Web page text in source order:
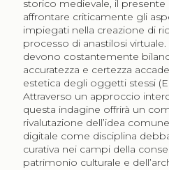
storico medievale, il
affrontare criticamente gli
impiegati nella creazione di
processo di anastilosi
devono costantemente
accuratezza e certezza
estetica degli oggetti stessi
Attraverso un approccio
questa indagine offrirà un
rivalutazione dell’idea
digitale come disciplina
curativa nei campi della
patrimonio culturale e